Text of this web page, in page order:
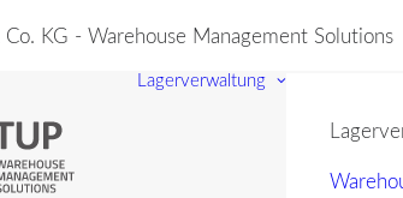
KG - Warehouse Management Solutions
Lagerverwaltung